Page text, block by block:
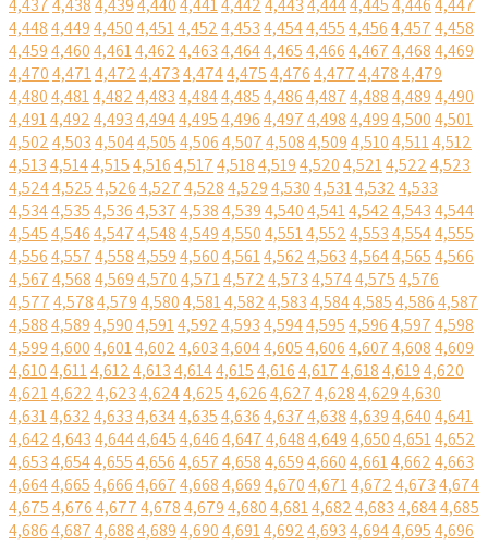
4,4374,4384,4394,4404,4414,4424,4434,4444,4454,4464,447
4,4484,4494,4504,4514,4524,4534,4544,4554,4564,4574,458
4,4594,4604,4614,4624,4634,4644,4654,4664,4674,4684,469
4,4704,4714,4724,4734,4744,4754,4764,4774,4784,479
4,4804,4814,4824,4834,4844,4854,4864,4874,4884,4894,490
4,4914,4924,4934,4944,4954,4964,4974,4984,4994,5004,501
4,5024,5034,5044,5054,5064,5074,5084,5094,5104,5114,512
4,5134,5144,5154,5164,5174,5184,5194,5204,5214,5224,523
4,5244,5254,5264,5274,5284,5294,5304,5314,5324,533
4,5344,5354,5364,5374,5384,5394,5404,5414,5424,5434,544
4,5454,5464,5474,5484,5494,5504,5514,5524,5534,5544,555
4,5564,5574,5584,5594,5604,5614,5624,5634,5644,5654,566
4,5674,5684,5694,5704,5714,5724,5734,5744,5754,576
4,5774,5784,5794,5804,5814,5824,5834,5844,5854,5864,587
4,5884,5894,5904,5914,5924,5934,5944,5954,5964,5974,598
4,5994,6004,6014,6024,6034,6044,6054,6064,6074,6084,609
4,6104,6114,6124,6134,6144,6154,6164,6174,6184,6194,620
4,6214,6224,6234,6244,6254,6264,6274,6284,6294,630
4,6314,6324,6334,6344,6354,6364,6374,6384,6394,6404,641
4,6424,6434,6444,6454,6464,6474,6484,6494,6504,6514,652
4,6534,6544,6554,6564,6574,6584,6594,6604,6614,6624,663
4,6644,6654,6664,6674,6684,6694,6704,6714,6724,6734,674
4,6754,6764,6774,6784,6794,6804,6814,6824,6834,6844,685
4,6864,6874,6884,6894,6904,6914,6924,6934,6944,6954,696